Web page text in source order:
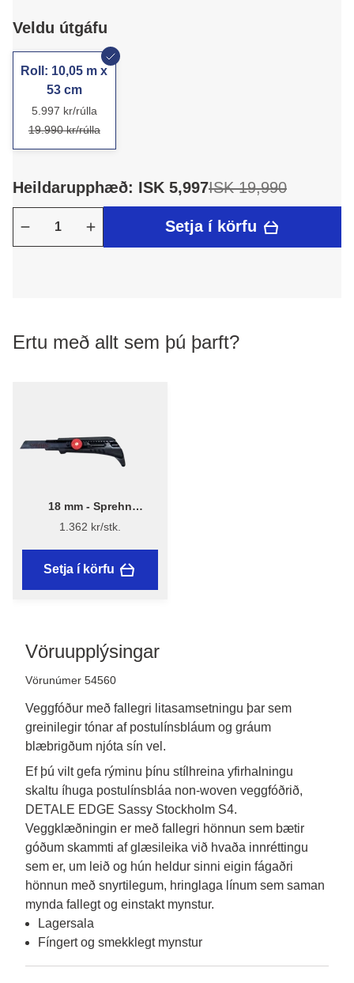
Veldu útgáfu
Roll: 10,05 m x
53 cm
5.997 kr/rúlla
19.990 kr/rúlla
Heildarupphæð: ISK 5,997ISK 19,990
Setja í körfu
Ertu með allt sem þú þarft?
18 mm - Sprehn
Dúkahnífur 18mm
1.362 kr/stk.
Setja í körfu
Vöruupplýsingar
Vörunúmer 54560
Veggfóður með fallegri litasamsetningu þar sem
greinilegir tónar af postulínsbláum og gráum
blæbrigðum njóta sín vel.
Ef þú vilt gefa rýminu þínu stílhreina yfirhalningu
skaltu íhuga postulínsbláa non-woven veggfóðrið,
DETALE EDGE Sassy Stockholm S4.
Veggklæðningin er með fallegri hönnun sem bætir
góðum skammti af glæsileika við hvaða innréttingu
sem er, um leið og hún heldur sinni eigin fágaðri
hönnun með snyrtilegum, hringlaga línum sem saman
mynda fallegt og einstakt mynstur.
Lagersala
Fíngert og smekklegt mynstur